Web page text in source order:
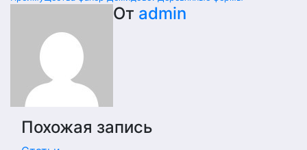
От admin
Похожая запись